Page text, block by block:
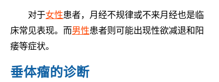
对于女性患者，月经不规律或不来月经也是临
床常见表现。而男性患者则可能出现性欲减退和阳
痿等症状。
垂体瘤的诊断